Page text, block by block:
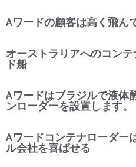
Aワードの顧客は高く飛ん
オーストラリアへのコン
ド船
Aワードはブラジルで液体
ンローダーを設置します。
Aワードコンテナローダー
ル会社を喜ばせる